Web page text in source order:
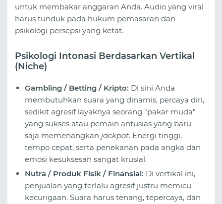
untuk membakar anggaran Anda. Audio yang viral
harus tunduk pada hukum pemasaran dan
psikologi persepsi yang ketat.
Psikologi Intonasi Berdasarkan Vertikal
(Niche)
Gambling / Betting / Kripto: Di sini Anda
membutuhkan suara yang dinamis, percaya diri,
sedikit agresif layaknya seorang "pakar muda"
yang sukses atau pemain antusias yang baru
saja memenangkan jackpot. Energi tinggi,
tempo cepat, serta penekanan pada angka dan
emosi kesuksesan sangat krusial.
Nutra / Produk Fisik / Finansial: Di vertikal ini,
penjualan yang terlalu agresif justru memicu
kecurigaan. Suara harus tenang, tepercaya, dan